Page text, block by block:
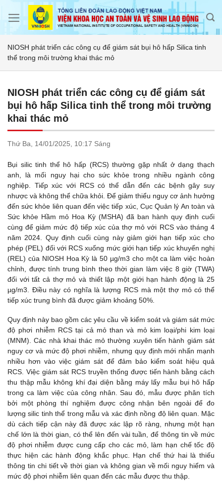
NIOSH phát triển các công cụ để giám sát bụi hô hấp Silica tinh
thể trong môi trường khai thác mỏ
NIOSH phát triển các công cụ để giám sát
bụi hô hấp Silica tinh thể trong môi trường
khai thác mỏ
Thứ Ba, 14/01/2025, 10:17 Sáng
Bụi silic tinh thể hô hấp (RCS) thường gặp nhất ở dạng thạch
anh, là mối nguy hại cho sức khỏe trong nhiều ngành công
nghiệp. Tiếp xúc với RCS có thể dẫn đến các bệnh gây suy
nhược và không thể chữa khỏi. Để giảm thiểu nguy cơ ảnh hưởng
đến sức khỏe liên quan đến việc tiếp xúc, Cục Quản lý An toàn và
Sức khỏe Hầm mỏ Hoa Kỳ (MSHA) đã ban hành quy định cuối
cùng để giảm mức độ tiếp xúc của thợ mỏ với RCS vào tháng 4
năm 2024. Quy định cuối cùng này giảm giới hạn tiếp xúc cho
phép (PEL) đối với RCS xuống mức giới hạn tiếp xúc khuyến nghị
(REL) của NIOSH Hoa Kỳ là 50 µg/m3 cho một ca làm việc hoàn
chỉnh, được tính trung bình theo thời gian làm việc 8 giờ (TWA)
đối với tất cả thợ mỏ và thiết lập một giới hạn hành động là 25
µg/m3. Điều này có nghĩa là lượng RCS mà một thợ mỏ có thể
tiếp xúc trung bình đã được giảm khoảng 50%.
Quy định này bao gồm các yêu cầu về kiểm soát và giám sát mức
độ phơi nhiễm RCS tại cả mỏ than và mỏ kim loại/phi kim loại
(MNM). Các nhà khai thác mỏ thường xuyên tiến hành giám sát
nguy cơ và mức độ phơi nhiễm, nhưng quy định mới nhấn mạnh
nhiều hơn vào việc giám sát để đảm bảo kiểm soát hiệu quả
RCS. Việc giám sát RCS truyền thống được tiến hành bằng cách
thu thập mẫu không khí đại diện bằng máy lấy mẫu bụi hô hấp
trong ca làm việc của công nhân. Sau đó, mẫu được phân tích
bởi một phòng thí nghiệm được công nhận bên ngoài để đo
lượng silic tinh thể trong mẫu và xác định nồng độ liên quan. Mặc
dù cách tiếp cận này đã được xác lập rõ ràng, nhưng một hạn
chế lớn là thời gian, có thể lên đến vài tuần, để thông tin về mức
độ phơi nhiễm được cung cấp cho các mỏ, làm hạn chế tốc độ
thực hiện các hành động khắc phục. Hạn chế thứ hai là thiếu
thông tin chi tiết về thời gian và không gian về mối nguy hiểm và
mức độ phơi nhiễm liên quan đến các mẫu được thu thập.